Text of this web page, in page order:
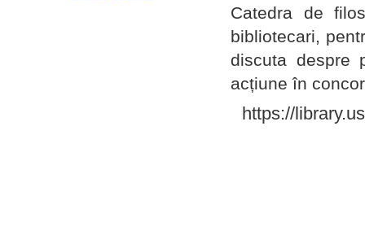
Catedra de
bibliotecari,
discuta despre
acțiune în
https://